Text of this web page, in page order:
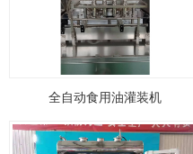
全自动食用油灌装机